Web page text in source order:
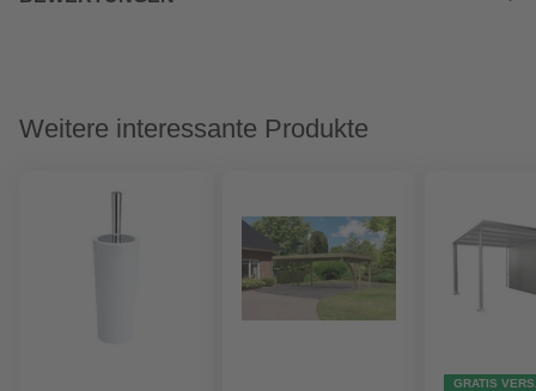
Weitere interessante Produkte
GRATIS